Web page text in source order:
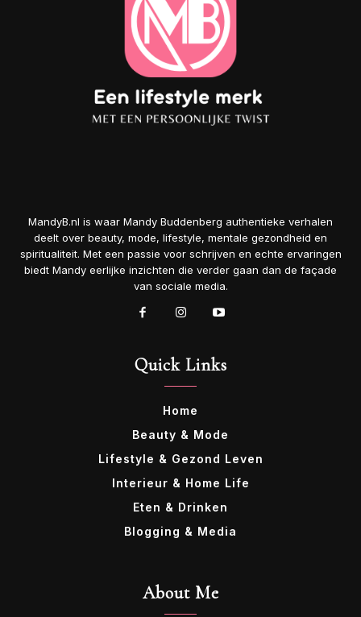
MandyB.nl is waar Mandy Buddenberg authentieke verhalen
deelt over beauty, mode, lifestyle, mentale gezondheid en
spiritualiteit. Met een passie voor schrijven en echte ervaringen
biedt Mandy eerlijke inzichten die verder gaan dan de façade
van sociale media.
Quick Links
Home
Beauty & Mode
Lifestyle & Gezond Leven
Interieur & Home Life
Eten & Drinken
Blogging & Media
About Me